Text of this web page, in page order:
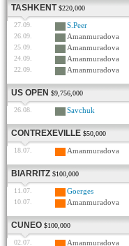
TASHKENT $220,000
27.09. S.Peer
26.09. Amanmuradova
25.09. Amanmuradova
24.09. Amanmuradova
22.09. Amanmuradova
US OPEN $9,756,000
26.08. Savchuk
CONTREXEVILLE $50,000
18.07. Amanmuradova
BIARRITZ $100,000
11.07. Goerges
10.07. Amanmuradova
CUNEO $100,000
02.07. Amanmuradova